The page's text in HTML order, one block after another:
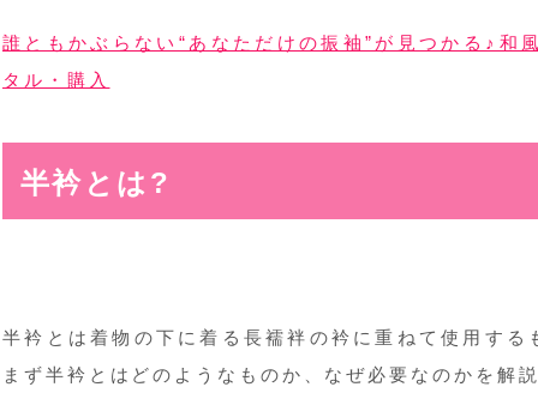
誰ともかぶらない“あなただけの振袖”が見つかる♪和
タル・購入
半衿とは?
半衿とは着物の下に着る長襦袢の衿に重ねて使用する
まず半衿とはどのようなものか、なぜ必要なのかを解